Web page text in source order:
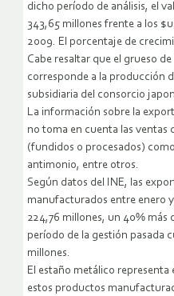
dicho período de análisis, el
343,65 millones frente a los
2009. El porcentaje de
Cabe resaltar que el grueso
corresponde a la producción
subsidiaria del consorcio
La información sobre la
no toma en cuenta las ventas
(fundidos o procesados)
antimonio, entre otros.
Según datos del INE, las
manufacturados entre enero
224,76 millones, un 40% más
período de la gestión pasada
millones.
El estaño metálico representa
estos productos